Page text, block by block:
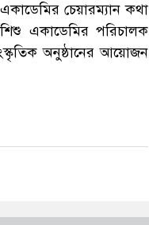
চেয়ারম্যান কথা
একাডেমির পরিচালক
অনুষ্ঠানের আয়োজন